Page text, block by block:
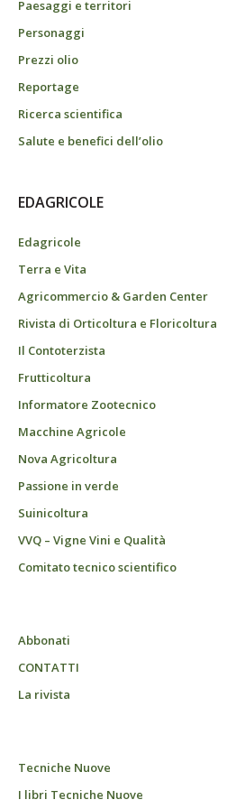
Paesaggi e territori
Personaggi
Prezzi olio
Reportage
Ricerca scientifica
Salute e benefici dell’olio
EDAGRICOLE
Edagricole
Terra e Vita
Agricommercio & Garden Center
Rivista di Orticoltura e Floricoltura
Il Contoterzista
Frutticoltura
Informatore Zootecnico
Macchine Agricole
Nova Agricoltura
Passione in verde
Suinicoltura
VVQ – Vigne Vini e Qualità
Comitato tecnico scientifico
Abbonati
CONTATTI
La rivista
Tecniche Nuove
I libri Tecniche Nuove